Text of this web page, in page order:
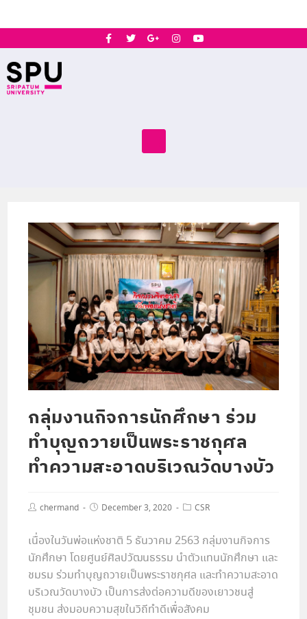
กลุ่มงานกิจการนักศึกษา ร่วม
ทำบุญถวายเป็นพระราชกุศล
ทำความสะอาดบริเวณวัดบางบัว
chermand December 3, 2020 CSR
เนื่องในวันพ่อแห่งชาติ 5 ธันวาคม 2563 กลุ่มงานกิจการ
นักศึกษา โดยศูนย์ศิลปวัฒนธรรม นำตัวแทนนักศึกษา และ
ชมรม ร่วมทำบุญถวายเป็นพระราชกุศล และทำความสะอาด
บริเวณวัดบางบัว เป็นการส่งต่อความดีของเยาวชนสู่
ชุมชน ส่งมอบความสุขในวิถีทำดีเพื่อสังคม